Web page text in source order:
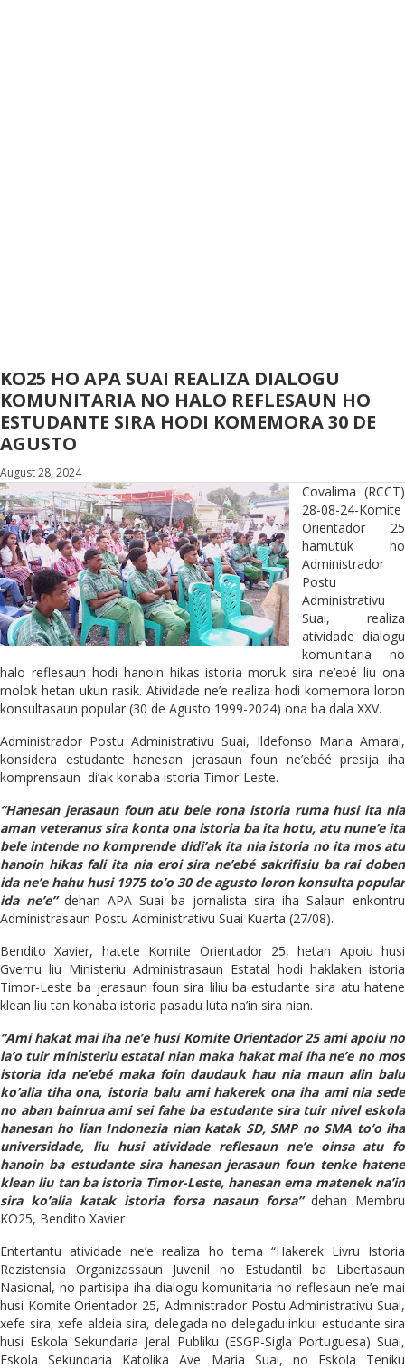
KO25 HO APA SUAI REALIZA DIALOGU
KOMUNITARIA NO HALO REFLESAUN HO
ESTUDANTE SIRA HODI KOMEMORA 30 DE
AGUSTO
August 28, 2024
Covalima (RCCT)
28-08-24-Komite
Orientador 25
hamutuk ho
Administrador
Postu
Administrativu
Suai, realiza
atividade dialogu
komunitaria no
halo reflesaun hodi hanoin hikas istoria moruk sira ne’ebé liu ona
molok hetan ukun rasik. Atividade ne’e realiza hodi komemora loron
konsultasaun popular (30 de Agusto 1999-2024) ona ba dala XXV.
Administrador Postu Administrativu Suai, Ildefonso Maria Amaral,
konsidera estudante hanesan jerasaun foun ne’ebéé presija iha
komprensaun di’ak konaba istoria Timor-Leste.
“Hanesan jerasaun foun atu bele rona istoria ruma husi ita nia
aman veteranus sira konta ona istoria ba ita hotu, atu nune’e ita
bele intende no komprende didi’ak ita nia istoria no ita mos atu
hanoin hikas fali ita nia eroi sira ne’ebé sakrifisiu ba rai doben
ida ne’e hahu husi 1975 to’o 30 de agusto loron konsulta popular
ida ne’e”dehan APA Suai ba jornalista sira iha Salaun enkontru
Administrasaun Postu Administrativu Suai Kuarta (27/08).
Bendito Xavier, hatete Komite Orientador 25, hetan Apoiu husi
Gvernu liu Ministeriu Administrasaun Estatal hodi haklaken istoria
Timor-Leste ba jerasaun foun sira liliu ba estudante sira atu hatene
klean liu tan konaba istoria pasadu luta na’in sira nian.
“Ami hakat mai iha ne’e husi Komite Orientador 25 ami apoiu no
la’o tuir ministeriu estatal nian maka hakat mai iha ne’e no mos
istoria ida ne’ebé maka foin daudauk hau nia maun alin balu
ko’alia tiha ona, istoria balu ami hakerek ona iha ami nia sede
no aban bainrua ami sei fahe ba estudante sira tuir nivel eskola
hanesan ho lian Indonezia nian katak SD, SMP no SMA to’o iha
universidade, liu husi atividade reflesaun ne’e oinsa atu fo
hanoin ba estudante sira hanesan jerasaun foun tenke hatene
klean liu tan ba istoria Timor-Leste, hanesan ema matenek na’in
sira ko’alia katak istoria forsa nasaun forsa”dehan Membru
KO25, Bendito Xavier
Entertantu atividade ne’e realiza ho tema “Hakerek Livru Istoria
Rezistensia Organizassaun Juvenil no Estudantil ba Libertasaun
Nasional, no partisipa iha dialogu komunitaria no reflesaun ne’e mai
husi Komite Orientador 25, Administrador Postu Administrativu Suai,
xefe sira, xefe aldeia sira, delegada no delegadu inklui estudante sira
husi Eskola Sekundaria Jeral Publiku (ESGP-Sigla Portuguesa) Suai,
Eskola Sekundaria Katolika Ave Maria Suai, no Eskola Teniku